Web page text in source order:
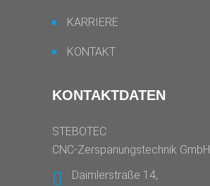
KARRIERE
KONTAKT
KONTAKTDATEN
STEBOTEC
CNC-Zerspanungstechnik GmbH
Daimlerstraße 14,